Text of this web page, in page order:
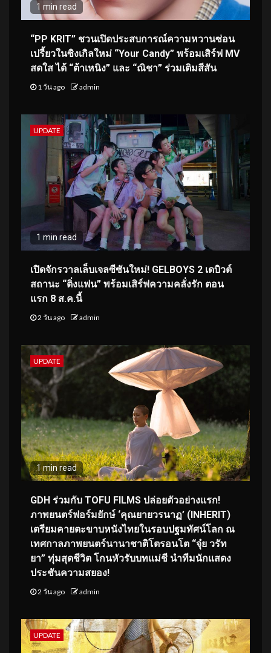
1 min read
“PP KRIT” ชวนเปิดประสบการณ์ความหวานซ่อน
เปรี้ยวในซิงเกิลใหม่ “Your Candy” พร้อมเสิร์ฟ MV
สดใส ได้ “ต้าเหนิง” และ “ณิชา” ร่วมเติมสีสัน
1 วัน ago admin
UPDATE
1 min read
เปิดจักรวาลเล็บเจลซีซันใหม่! GELBOYS 2 เดบิวต์
สถานะ “ติ่งแฟน” พร้อมเสิร์ฟความคลั่งรัก ตอน
แรก 8 ส.ค.นี้
2 วัน ago admin
UPDATE
1 min read
GDH ร่วมกับ TOFU FILMS ปล่อยตัวอย่างแรก!
ภาพยนตร์ฟอร์มยักษ์ ‘คุณยายวรนาฏ’ (INHERIT)
เตรียมคายตะขาบหนังไทยในรอบปฐมทัศน์โลก ณ
เทศกาลภาพยนตร์นานาชาติโตรอนโต “จุ๋ย วรัท
ยา” ทุ่มสุดชีวิต โกนหัวรับบทแม่ชี นำทีมนักแสดง
ประชันความสยอง!
2 วัน ago admin
UPDATE